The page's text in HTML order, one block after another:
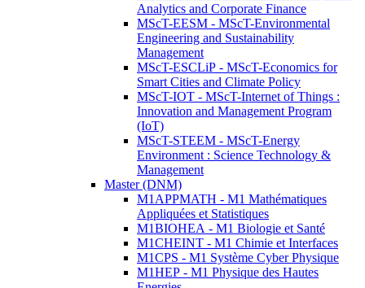
Analytics and Corporate Finance
MScT-EESM - MScT-Environmental
Engineering and Sustainability
Management
MScT-ESCLiP - MScT-Economics for
Smart Cities and Climate Policy
MScT-IOT - MScT-Internet of Things :
Innovation and Management Program
(IoT)
MScT-STEEM - MScT-Energy
Environment : Science Technology &
Management
Master (DNM)
M1APPMATH - M1 Mathématiques
Appliquées et Statistiques
M1BIOHEA - M1 Biologie et Santé
M1CHEINT - M1 Chimie et Interfaces
M1CPS - M1 Système Cyber Physique
M1HEP - M1 Physique des Hautes